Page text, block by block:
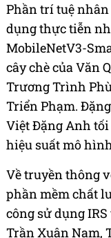
Phần trí tuệ
dụng thực tiễn
MobileNetV3-
cây chè của Văn
Trương Trình
Triển Phạm.
Việt Đặng Anh
hiệu suất mô
Về truyền thông
phần mềm chất
công sử dụng IRS
Trần Xuân Nam,